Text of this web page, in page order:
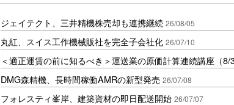
ジェイテクト、三井精機株売却も連携継続 26/08/05
丸紅、スイス工作機械販社を完全子会社化 26/07/10
＜適正運賃の前に知るべき＞運送業の原価計算連続講座（8/3
DMG森精機、長時間稼働AMRの新型発売 26/07/08
フォレスティ峯岸、建築資材の即日配送開始 26/07/07